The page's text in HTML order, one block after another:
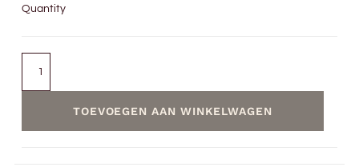
Quantity
TOEVOEGEN AAN WINKELWAGEN